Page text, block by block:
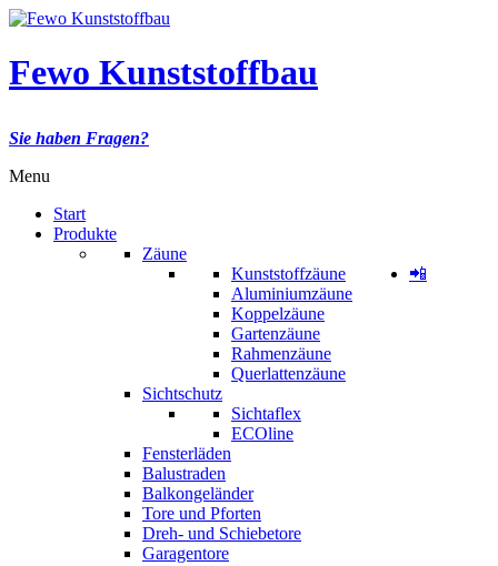
Fewo Kunststoffbau
Sie haben Fragen?
Menu
Start
Produkte
Zäune
Kunststoffzäune
Aluminiumzäune
Koppelzäune
Gartenzäune
Rahmenzäune
Querlattenzäune
Sichtschutz
Sichtaflex
ECOline
Fensterläden
Balustraden
Balkongeländer
Tore und Pforten
Dreh- und Schiebetore
Garagentore
📲